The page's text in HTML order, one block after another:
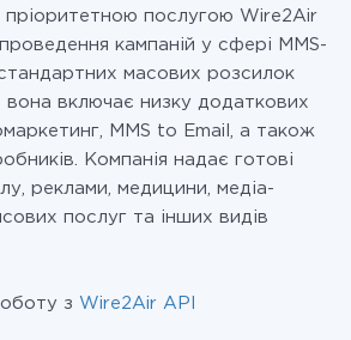
пріоритетною послугою Wire2Air
кампаній у сфері MMS-
масових розсилок
вона включає низку додаткових
MMS to Email, а також
Компанія надає готові
реклами, медицини, медіа-
послуг та інших видів
з Wire2Air API